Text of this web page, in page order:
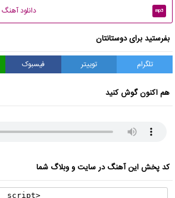
mp3 دانلود آهنگ
بفرستید برای دوستانتان
تلگرام توییتر فیسبوک
هم اکنون گوش کنید
کد پخش این آهنگ در سایت و وبلاگ شما